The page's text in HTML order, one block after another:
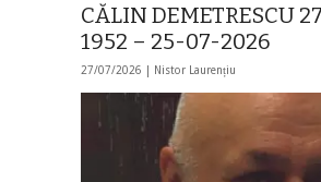
CĂLIN DEMETRESCU
1952 – 25-07-2026
27/07/2026 | Nistor Laurențiu